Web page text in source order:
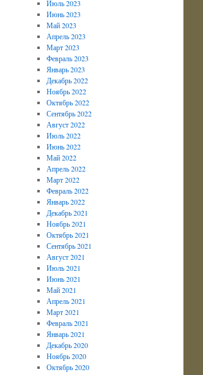
Июль 2023
Июнь 2023
Май 2023
Апрель 2023
Март 2023
Февраль 2023
Январь 2023
Декабрь 2022
Ноябрь 2022
Октябрь 2022
Сентябрь 2022
Август 2022
Июль 2022
Июнь 2022
Май 2022
Апрель 2022
Март 2022
Февраль 2022
Январь 2022
Декабрь 2021
Ноябрь 2021
Октябрь 2021
Сентябрь 2021
Август 2021
Июль 2021
Июнь 2021
Май 2021
Апрель 2021
Март 2021
Февраль 2021
Январь 2021
Декабрь 2020
Ноябрь 2020
Октябрь 2020